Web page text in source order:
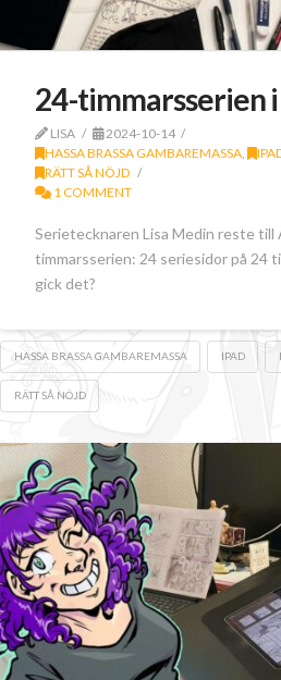
24-timmarsserien
LISA
2024-10-14
HASSA BRASSA GAMBAREMASSA ,
RÄTT SÅ NÖJD
1 COMMENT
Serietecknaren Lisa Medin reste
timmarsserien: 24 seriesidor på 24
gick det?
HASSA BRASSA GAMBAREMASSA IPAD
RÄTT SÅ NÖJD